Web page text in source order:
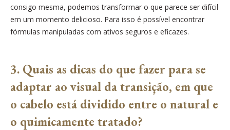
consigo mesma, podemos transformar o que parece ser difícil
em um momento delicioso. Para isso é possível encontrar
fórmulas manipuladas com ativos seguros e eficazes.
3. Quais as dicas do que fazer para se
adaptar ao visual da transição, em que
o cabelo está dividido entre o natural e
o quimicamente tratado?